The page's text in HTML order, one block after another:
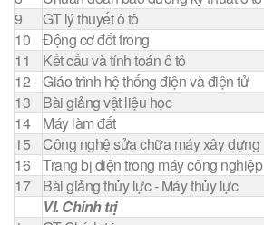
9
GT lý thuyết ô tô
10
Động cơ đốt trong
11
Kết cấu và tính toán ô tô
12
Giáo trình hệ thống điện và điện tử
13
Bài giảng vật liệu học
14
Máy làm đất
15
Công nghệ sửa chữa máy xây dựng
16
Trang bị điện trong máy công nghiệp
17
Bài giảng thủy lực - Máy thủy lực
VI. Chính trị